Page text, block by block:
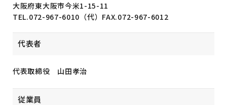
大阪府東大阪市今米1-15-11
TEL.072-967-6010（代） FAX.072-967-6012
代表者
代表取締役 山田孝治
従業員